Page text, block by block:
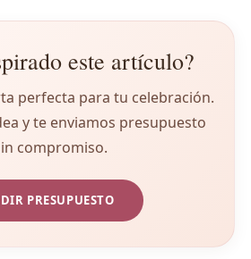
este artículo?
perfecta para tu celebración.
y te enviamos presupuesto
compromiso.
PRESUPUESTO